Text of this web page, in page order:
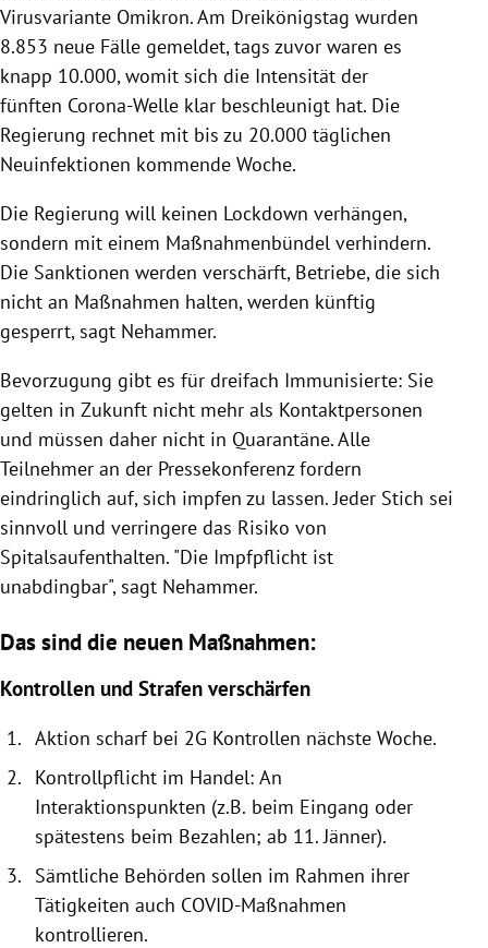
Virusvariante Omikron. Am Dreikönigstag wurden
8.853 neue Fälle gemeldet, tags zuvor waren es
knapp 10.000, womit sich die Intensität der
fünften Corona-Welle klar beschleunigt hat. Die
Regierung rechnet mit bis zu 20.000 täglichen
Neuinfektionen kommende Woche.
Die Regierung will keinen Lockdown verhängen,
sondern mit einem Maßnahmenbündel verhindern.
Die Sanktionen werden verschärft, Betriebe, die sich
nicht an Maßnahmen halten, werden künftig
gesperrt, sagt Nehammer.
Bevorzugung gibt es für dreifach Immunisierte: Sie
gelten in Zukunft nicht mehr als Kontaktpersonen
und müssen daher nicht in Quarantäne. Alle
Teilnehmer an der Pressekonferenz fordern
eindringlich auf, sich impfen zu lassen. Jeder Stich sei
sinnvoll und verringere das Risiko von
Spitalsaufenthalten. "Die Impfpflicht ist
unabdingbar", sagt Nehammer.
Das sind die neuen Maßnahmen:
Kontrollen und Strafen verschärfen
Aktion scharf bei 2G Kontrollen nächste Woche.
Kontrollpflicht im Handel: An
Interaktionspunkten (z.B. beim Eingang oder
spätestens beim Bezahlen; ab 11. Jänner).
Sämtliche Behörden sollen im Rahmen ihrer
Tätigkeiten auch COVID-Maßnahmen
kontrollieren.